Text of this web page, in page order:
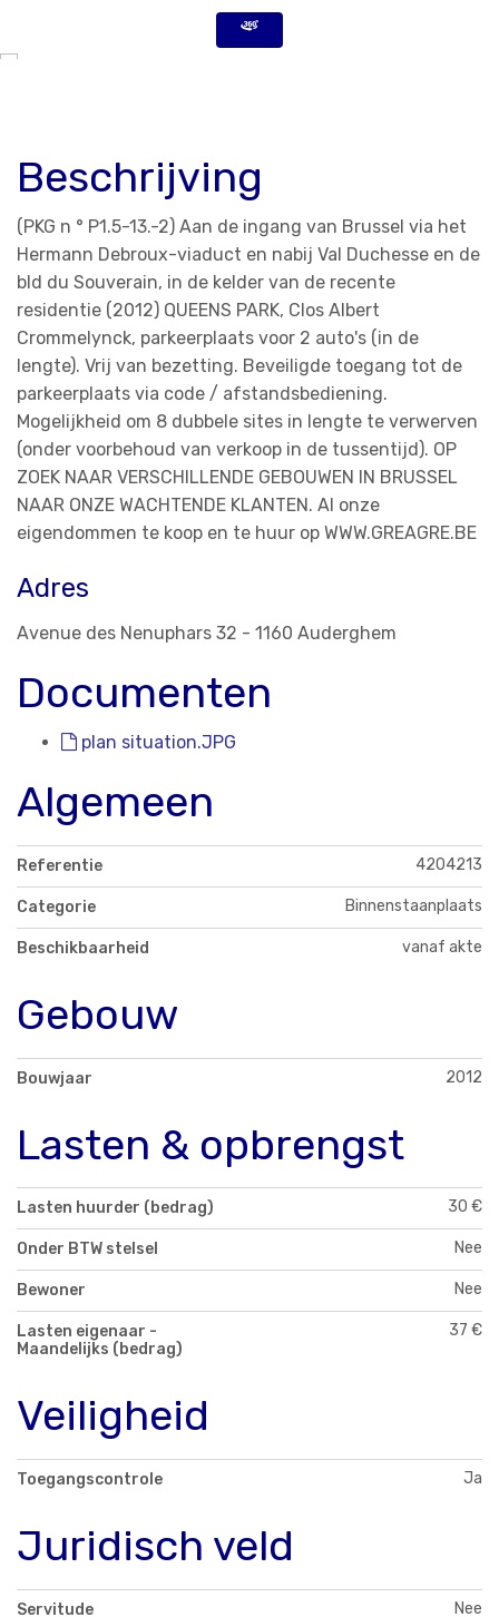
Beschrijving
(PKG n ° P1.5-13.-2) Aan de ingang van Brussel via het
Hermann Debroux-viaduct en nabij Val Duchesse en de
bld du Souverain, in de kelder van de recente
residentie (2012) QUEENS PARK, Clos Albert
Crommelynck, parkeerplaats voor 2 auto's (in de
lengte). Vrij van bezetting. Beveiligde toegang tot de
parkeerplaats via code / afstandsbediening.
Mogelijkheid om 8 dubbele sites in lengte te verwerven
(onder voorbehoud van verkoop in de tussentijd). OP
ZOEK NAAR VERSCHILLENDE GEBOUWEN IN BRUSSEL
NAAR ONZE WACHTENDE KLANTEN. Al onze
eigendommen te koop en te huur op WWW.GREAGRE.BE
Adres
Avenue des Nenuphars 32 - 1160 Auderghem
Documenten
plan situation.JPG
Algemeen
Referentie 4204213
Categorie Binnenstaanplaats
Beschikbaarheid vanaf akte
Gebouw
Bouwjaar 2012
Lasten & opbrengst
Lasten huurder (bedrag) 30 €
Onder BTW stelsel Nee
Bewoner Nee
Lasten eigenaar -
Maandelijks (bedrag)
37 €
Veiligheid
Toegangscontrole Ja
Juridisch veld
Servitude Nee